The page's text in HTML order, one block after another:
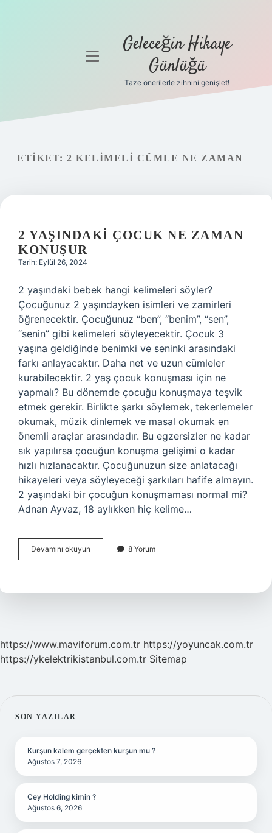
Gizlilik
Yasal Uyarı
Hakkımızda
menüyü Geleceğin Hikaye
Günlüğü
Taze önerilerle zihnini genişlet!
ETIKET: 2 KELIMELI CÜMLE NE ZAMAN
2 YAŞINDAKI ÇOCUK NE ZAMAN
KONUŞUR
Tarih: Eylül 26, 2024
2 yaşındaki bebek hangi kelimeleri söyler?
Çocuğunuz 2 yaşındayken isimleri ve zamirleri
öğrenecektir. Çocuğunuz “ben”, “benim”, “sen”,
“senin” gibi kelimeleri söyleyecektir. Çocuk 3
yaşına geldiğinde benimki ve seninki arasındaki
farkı anlayacaktır. Daha net ve uzun cümleler
kurabilecektir. 2 yaş çocuk konuşması için ne
yapmalı? Bu dönemde çocuğu konuşmaya teşvik
etmek gerekir. Birlikte şarkı söylemek, tekerlemeler
okumak, müzik dinlemek ve masal okumak en
önemli araçlar arasındadır. Bu egzersizler ne kadar
sık ​​yapılırsa çocuğun konuşma gelişimi o kadar
hızlı hızlanacaktır. Çocuğunuzun size anlatacağı
hikayeleri veya söyleyeceği şarkıları hafife almayın.
2 yaşındaki bir çocuğun konuşmaması normal mi?
Adnan Ayvaz, 18 aylıkken hiç kelime…
Devamını okuyun
Yaşındaki
Zaman
8 Yorum
https://www.maviforum.com.tr https://yoyuncak.com.tr
https://ykelektrikistanbul.com.tr Sitemap
SIDEBAR
SON YAZILAR
Kurşun kalem gerçekten kurşun mu ?
Ağustos 7, 2026
Cey Holding kimin ?
Ağustos 6, 2026